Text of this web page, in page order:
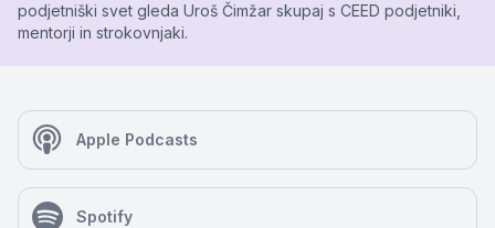
podjetniški svet gleda Uroš Čimžar skupaj s CEED podjetniki,
mentorji in strokovnjaki.
Apple Podcasts
Spotify